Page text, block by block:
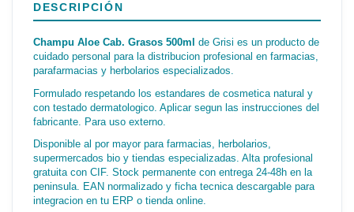
DESCRIPCIÓN
Champu Aloe Cab. Grasos 500ml de Grisi es un producto de
cuidado personal para la distribucion profesional en farmacias,
parafarmacias y herbolarios especializados.
Formulado respetando los estandares de cosmetica natural y
con testado dermatologico. Aplicar segun las instrucciones del
fabricante. Para uso externo.
Disponible al por mayor para farmacias, herbolarios,
supermercados bio y tiendas especializadas. Alta profesional
gratuita con CIF. Stock permanente con entrega 24-48h en la
peninsula. EAN normalizado y ficha tecnica descargable para
integracion en tu ERP o tienda online.